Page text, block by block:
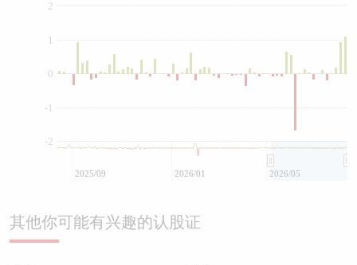
0
-2
-1
1
2
2025/09 2026/01 2026/05
其他你可能有兴趣的认股证